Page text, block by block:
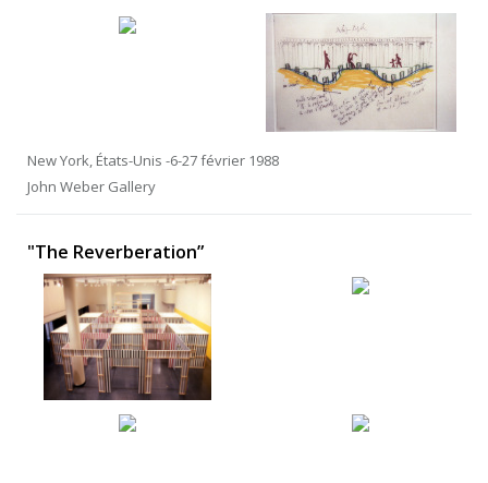
New York, États-Unis -6-27 février 1988
John Weber Gallery
"The Reverberation”